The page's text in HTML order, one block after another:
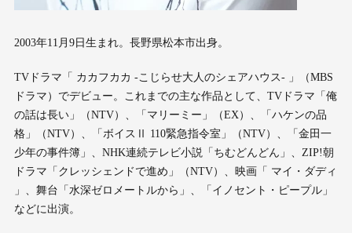
2003年11月9日生まれ。長野県松本市出身。
TVドラマ「 カカフカカ -こじらせ大人のシェアハウス- 」（MBS
ドラマ）でデビュー。これまでの主な作品として、TVドラマ「俺
の話は長い」（NTV）、「マリーミー」（EX）、「ハケンの品
格」（NTV）、「ボイスⅡ 110緊急指令室」（NTV）、「金田一
少年の事件簿」、NHK連続テレビ小説「ちむどんどん」、ZIP!朝
ドラマ「クレッシェンドで進め」（NTV）、映画「 マイ・ダディ
」、舞台「水深ゼロメートルから」、「イノセント・ピープル」
などに出演。